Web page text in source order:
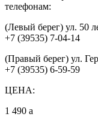
телефонам:
(Левый берег) ул. 50
+7 (39535) 7-04-14
(Правый берег) ул.
+7 (39535) 6-59-59
ЦЕНА:
1 490 a